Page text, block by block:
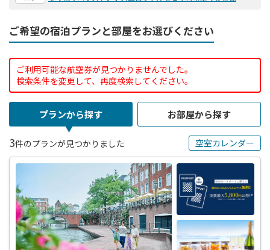
ご希望の宿泊プランと部屋をお選びください
ご利用可能な航空券が見つかりませんでした。
検索条件を変更して、再度検索してください。
プランから探す お部屋から探す
3件のプランが見つかりました 空室カレンダー